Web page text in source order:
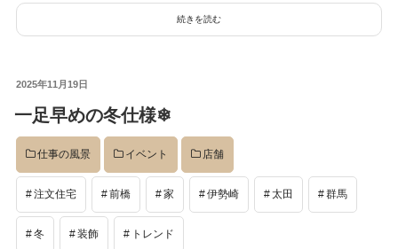
続きを読む
投
日:
2025年11月19日
一足早めの冬仕様❄
仕事の風景 イベント 店舗
注文住宅 前橋 家 伊勢崎 太田 群馬
冬 装飾 トレンド